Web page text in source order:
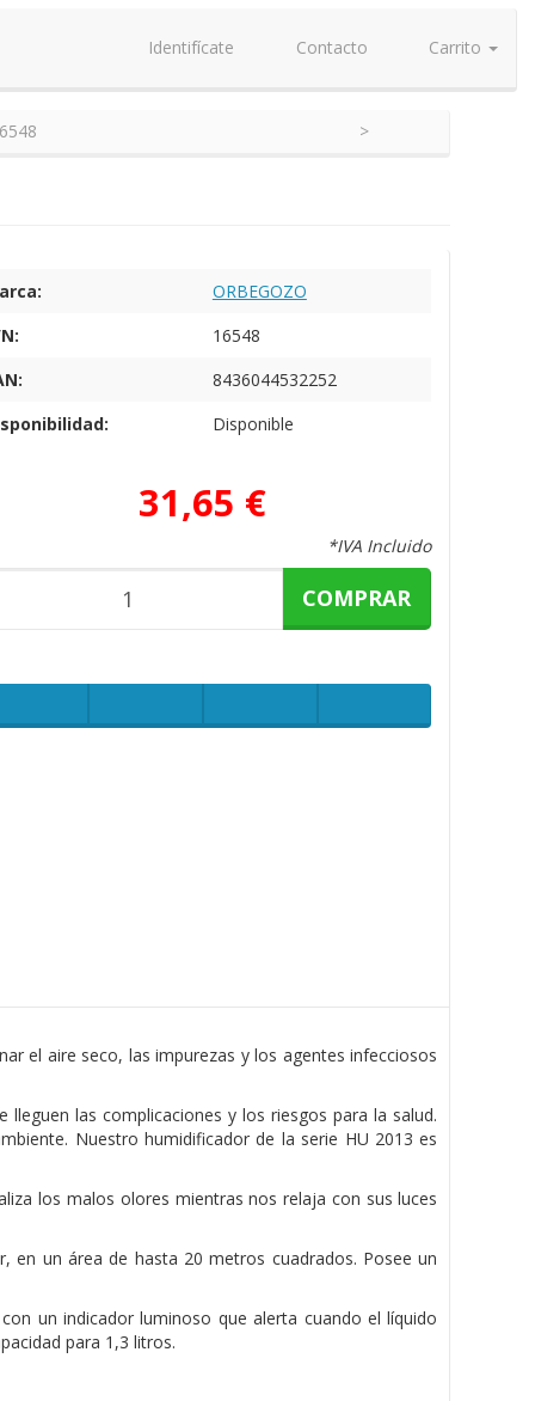
Identifícate Contacto Carrito
ORBEGOZO
16548
8436044532252
Disponible
31,65 €
*IVA Incluido
COMPRAR
el aire seco, las impurezas y los agentes infecciosos
las complicaciones y los riesgos para la salud.
Nuestro humidificador de la serie HU 2013 es
los malos olores mientras nos relaja con sus luces
en un área de hasta 20 metros cuadrados. Posee un
un indicador luminoso que alerta cuando el líquido
para 1,3 litros.